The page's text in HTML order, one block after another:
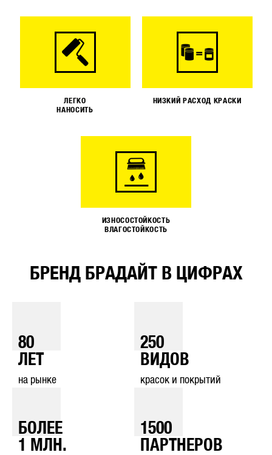
ЛЕГКО
НАНОСИТЬ
НИЗКИЙ РАСХОД КРАСКИ
ИЗНОСОСТОЙКОСТЬ
ВЛАГОСТОЙКОСТЬ
БРЕНД БРАДАЙТ В ЦИФРАХ
80
ЛЕТ
на рынке
250
ВИДОВ
красок и покрытий
БОЛЕЕ
1
МЛН.
1500
ПАРТНЕРОВ